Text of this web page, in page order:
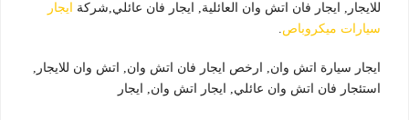
للايجار, ايجار فان اتش وان العائلية, ايجار فان عائلي,شركة
ايجار
سيارات ميكروباص.
ايجار سيارة اتش وان, ارخص ايجار فان اتش وان, اتش وان للايجار,
استئجار فان اتش وان عائلي, ايجار اتش وان, ايجار